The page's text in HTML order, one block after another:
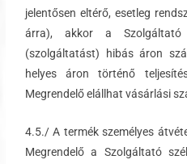
jelentősen eltérő, esetleg
árra), akkor a
(szolgáltatást) hibás áron
helyes áron történő
Megrendelő elállhat vásárlási
4.5./ A termék személyes
Megrendelő a Szolgáltató